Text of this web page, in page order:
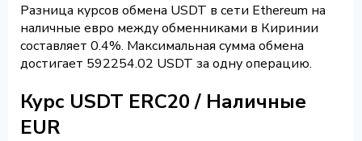
Разница курсов обмена USDT в сети Ethereum на
наличные евро между обменниками в Киринии
составляет 0.4%. Максимальная сумма обмена
достигает 592254.02 USDT за одну операцию.
Курс USDT ERC20 / Наличные
EUR